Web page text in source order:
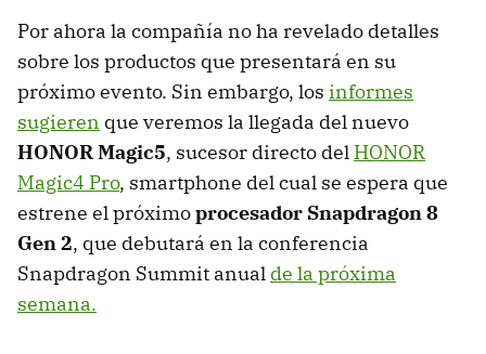
Por ahora la compañía no ha revelado detalles
sobre los productos que presentará en su
próximo evento. Sin embargo, los informes
sugieren que veremos la llegada del nuevo
HONOR Magic5, sucesor directo del HONOR
Magic4 Pro, smartphone del cual se espera que
estrene el próximoprocesador Snapdragon 8
Gen 2, que debutará en la conferencia
Snapdragon Summit anual de la próxima
semana.